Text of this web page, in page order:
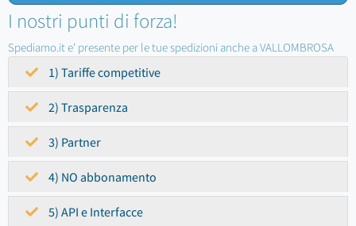
I nostri punti di forza!
Spediamo.it e' presente per le tue spedizioni anche a VALLOMBROSA
1) Tariffe competitive
2) Trasparenza
3) Partner
4) NO abbonamento
5) API e Interfacce